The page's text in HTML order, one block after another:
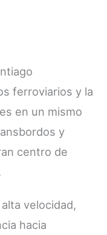
ferroviarios y la
en un mismo
y
centro de
velocidad,
hacia